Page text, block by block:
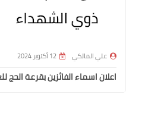
علي المالكي 12 أكتوبر 2024
اعلان اسماء الفائزين بقرعة الحج للعام 2025 ذوي